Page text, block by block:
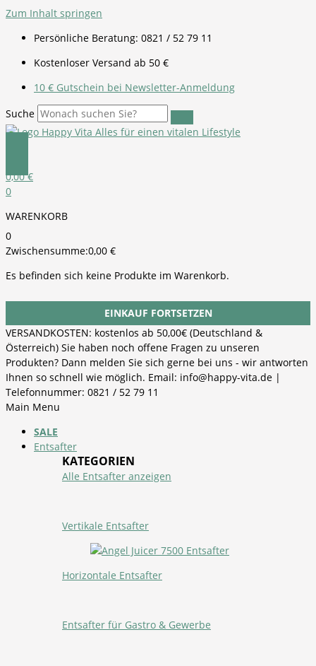
Zum Inhalt springen
Persönliche Beratung: 0821 / 52 79 11
Kostenloser Versand ab 50 €
10 € Gutschein bei Newsletter-Anmeldung
Suche
0,00€
0
WARENKORB
0
Zwischensumme:0,00 €
Es befinden sich keine Produkte im Warenkorb.
EINKAUF FORTSETZEN
VERSANDKOSTEN: kostenlos ab 50,00€ (Deutschland &
Österreich) Sie haben noch offene Fragen zu unseren
Produkten? Dann melden Sie sich gerne bei uns - wir antworten
Ihnen so schnell wie möglich. Email: info@happy-vita.de |
Telefonnummer: 0821 / 52 79 11
Main Menu
SALE
Entsafter
KATEGORIEN
Alle Entsafter anzeigen
Vertikale Entsafter
Horizontale Entsafter
Entsafter für Gastro & Gewerbe